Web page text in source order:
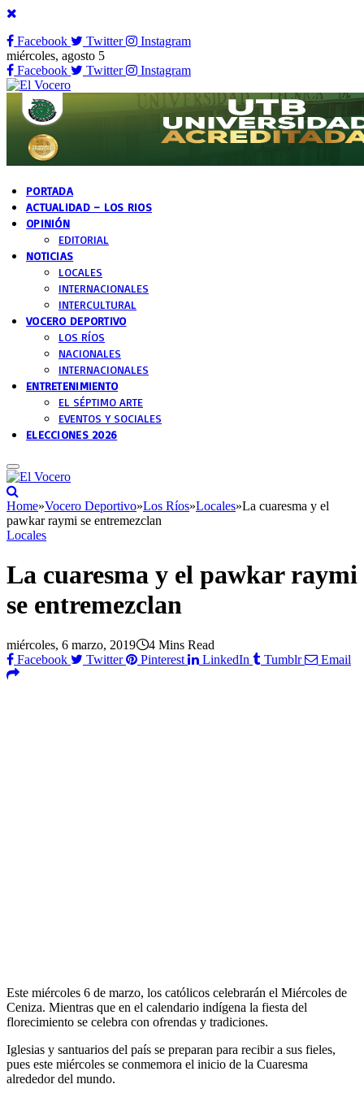
Facebook Twitter
Instagram
miércoles, agosto 5
Facebook
Twitter Instagram
PORTADA
ACTUALIDAD – LOS RIOS
OPINIÓN
EDITORIAL
NOTICIAS
LOCALES
INTERNACIONALES
INTERCULTURAL
VOCERO DEPORTIVO
LOS RÍOS
NACIONALES
INTERNACIONALES
ENTRETENIMIENTO
EL SÉPTIMO ARTE
EVENTOS Y SOCIALES
ELECCIONES 2026
Home»Vocero Deportivo»Los Ríos»Locales»La cuaresma y el
pawkar raymi se entremezclan
Locales
La cuaresma y el pawkar raymi
se entremezclan
miércoles, 6 marzo, 2019
4 Mins Read
Facebook
Twitter Pinterest LinkedIn Tumblr Email
Este miércoles 6 de marzo, los católicos celebrarán el Miércoles de
Ceniza. Mientras que en el calendario indígena la fiesta del
florecimiento se celebra con ofrendas y tradiciones.
Iglesias y santuarios del país se preparan para recibir a sus fieles,
pues este miércoles se conmemora el inicio de la Cuaresma
alrededor del mundo.